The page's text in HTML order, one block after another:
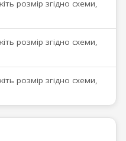
розмір згідно схеми,
розмір згідно схеми,
розмір згідно схеми,